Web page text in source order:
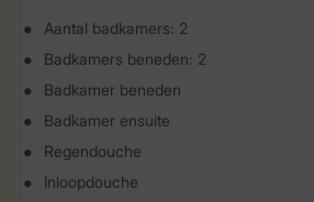
Aantal badkamers: 2
Badkamers beneden: 2
Badkamer beneden
Badkamer ensuite
Regendouche
Inloopdouche